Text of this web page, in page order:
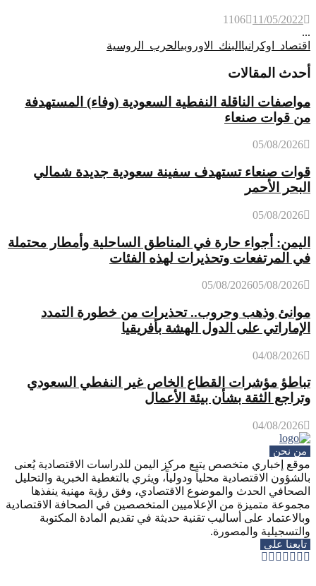
11/05/2022
1106
...
اقتصاد_اوكرانياالبنك_الاوروبيالحرب_الروسية
أحدث المقالات
مواصفات الناقلة النفطية السعودية (وفاء) المستهدفة
من قوات صنعاء
05/08/2026
قوات صنعاء تستهدف سفينة سعودية جديدة شمالي
البحر الأحمر
05/08/2026
اليمن: أجواء حارة في المناطق الساحلية وأمطار محتملة
في المرتفعات وتحذيرات لهذه الفئات
05/08/202605/08/2026
موانئ وذهب وحروب.. تحذيرات من خطورة التمدد
الإماراتي على الدول الهشة بأفريقيا
04/08/2026
تباطؤ مؤشرات القطاع الخاص غير النفطي السعودي
وتراجع الثقة بشأن بيئة الأعمال
04/08/2026
من نحن
موقع إخباري متخصص يتبع مركز اليمن للدراسات الاقتصادية يُعنى
بالشؤون الاقتصادية محلياً ودولياً، ويثري بالتغطية الخبرية والتحليل
الصحافي الحدث والموضوع الاقتصادي، وفق رؤية مهنية ينفذها
مجموعة متميزة من الإعلاميين المتخصصين في الصحافة الاقتصادية
وبالاعتماد على أساليب تقنية حديثة في تقديم المادة المكتوبة
والتسجيلية والمصورة.
تابعنا على
Facebook
Twitter
Instagram
Youtube
Rss
Telegram
Whatsapp